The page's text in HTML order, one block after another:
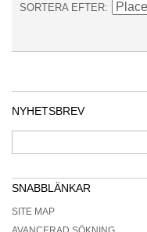
SORTERA EFTER
NYHETSBREV
SNABBLÄNKAR
SITE MAP